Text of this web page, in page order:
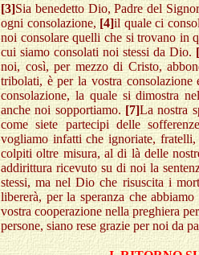
[3]Sia benedetto Dio, Padre del
ogni consolazione, [4]il quale ci
noi consolare quelli che si trovano in
cui siamo consolati noi stessi da Dio.
noi, così, per mezzo di Cristo,
tribolati, è per la vostra consolazione
consolazione, la quale si dimostra
anche noi sopportiamo. [7]La nostra
come siete partecipi delle
vogliamo infatti che ignoriate,
colpiti oltre misura, al di là delle
addirittura ricevuto su di noi la
stessi, ma nel Dio che risuscita i
libererà, per la speranza che
vostra cooperazione nella preghiera
persone, siano rese grazie per noi da